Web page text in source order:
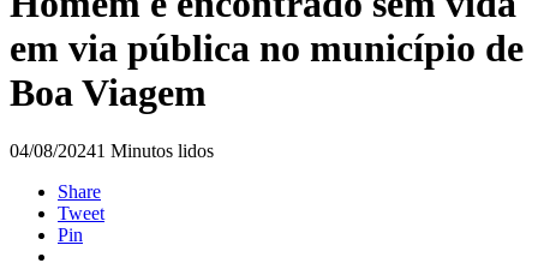
em via pública no município de
Boa Viagem
04/08/20241 Minutos lidos
Share
Tweet
Pin